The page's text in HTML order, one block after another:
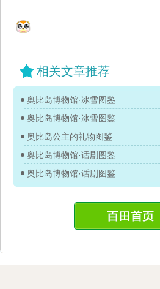
相关文章推荐
奥比岛博物馆·冰雪图鉴
奥比岛博物馆·冰雪图鉴
奥比岛公主的礼物图鉴
奥比岛博物馆·话剧图鉴
奥比岛博物馆·话剧图鉴